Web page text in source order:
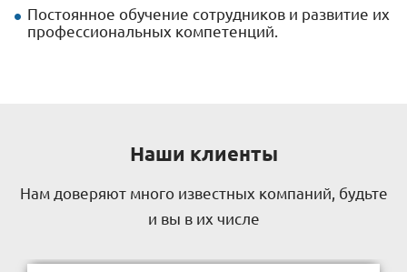
Постоянное обучение сотрудников и развитие их
профессиональных компетенций.
Наши клиенты
Нам доверяют много известных компаний, будьте
и вы в их числе